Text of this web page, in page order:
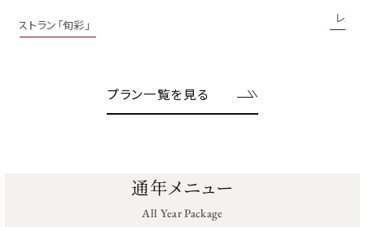
レストラン「旬彩」
プラン一覧を見る
通年メニュー
All Year Package